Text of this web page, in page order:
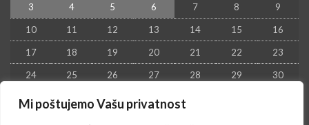
Mi poštujemo Vašu privatnost
3 4 5 6 7 8 9
10 11 12 13 14 15 16
17 18 19 20 21 22 23
24 25 26 27 28 29 30
31